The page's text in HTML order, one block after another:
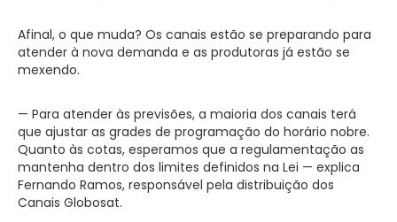
Afinal, o que muda? Os canais estão se preparando para
atender à nova demanda e as produtoras já estão se
mexendo.
— Para atender às previsões, a maioria dos canais terá
que ajustar as grades de programação do horário nobre.
Quanto às cotas, esperamos que a regulamentação as
mantenha dentro dos limites definidos na Lei — explica
Fernando Ramos, responsável pela distribuição dos
Canais Globosat.